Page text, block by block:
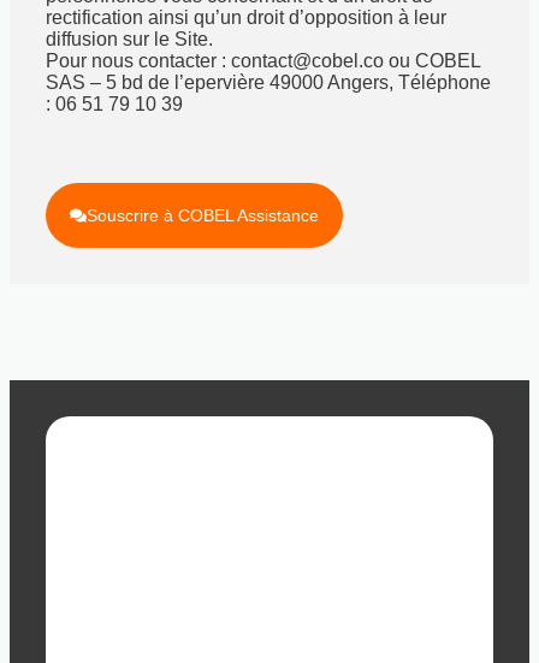
rectification ainsi qu’un droit d’opposition à leur
diffusion sur le Site.
Pour nous contacter : contact@cobel.co ou COBEL
SAS – 5 bd de l’epervière 49000 Angers, Téléphone
: 06 51 79 10 39
Souscrire à COBEL Assistance